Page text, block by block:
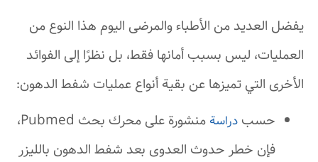
يفضل العديد من الأطباء والمرضى اليوم هذا النوع من
العمليات، ليس بسبب أمانها فقط، بل نظرًا إلى الفوائد
الأخرى التي تميزها عن بقية أنواع عمليات شفط الدهون:
حسب دراسة
منشورة على محرك بحث Pubmed،
فإن خطر حدوث العدوى بعد شفط الدهون بالليزر